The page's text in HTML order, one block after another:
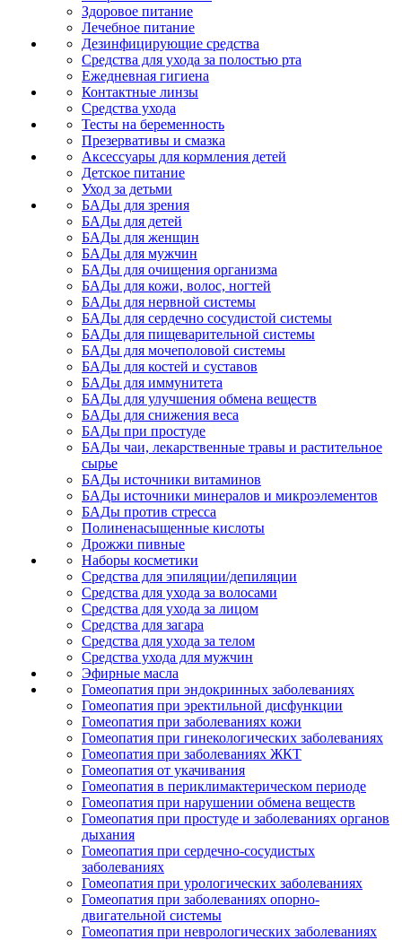
Здоровое питание
Лечебное питание
Дезинфицирующие средства
Средства для ухода за полостью рта
Ежедневная гигиена
Контактные линзы
Средства ухода
Тесты на беременность
Презервативы и смазка
Аксессуары для кормления детей
Детское питание
Уход за детьми
БАДы для зрения
БАДы для детей
БАДы для женщин
БАДы для мужчин
БАДы для очищения организма
БАДы для кожи, волос, ногтей
БАДы для нервной системы
БАДы для сердечно сосудистой системы
БАДы для пищеварительной системы
БАДы для мочеполовой системы
БАДы для костей и суставов
БАДы для иммунитета
БАДы для улучшения обмена веществ
БАДы для снижения веса
БАДы при простуде
БАДы чаи, лекарственные травы и растительное
сырье
БАДы источники витаминов
БАДы источники минералов и микроэлементов
БАДы против стресса
Полиненасыщенные кислоты
Дрожжи пивные
Наборы косметики
Средства для эпиляции/депиляции
Средства для ухода за волосами
Средства для ухода за лицом
Средства для загара
Средства для ухода за телом
Средства ухода для мужчин
Эфирные масла
Гомеопатия при эндокринных заболеваниях
Гомеопатия при эректильной дисфункции
Гомеопатия при заболеваниях кожи
Гомеопатия при гинекологических заболеваниях
Гомеопатия при заболеваниях ЖКТ
Гомеопатия от укачивания
Гомеопатия в периклимактерическом периоде
Гомеопатия при нарушении обмена веществ
Гомеопатия при простуде и заболеваниях органов
дыхания
Гомеопатия при сердечно-сосудистых
заболеваниях
Гомеопатия при урологических заболеваниях
Гомеопатия при заболеваниях опорно-
двигательной системы
Гомеопатия при неврологических заболеваниях